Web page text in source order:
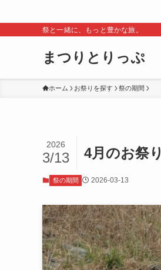
祭と一緒に、もっと豊かな旅。
まつりとりっぷ
ホーム お祭りを探す 祭の期間
4月のお祭り
2026
3/13
祭の期間 2026-03-13